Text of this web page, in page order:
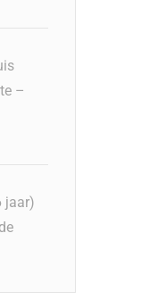
–
jaar)